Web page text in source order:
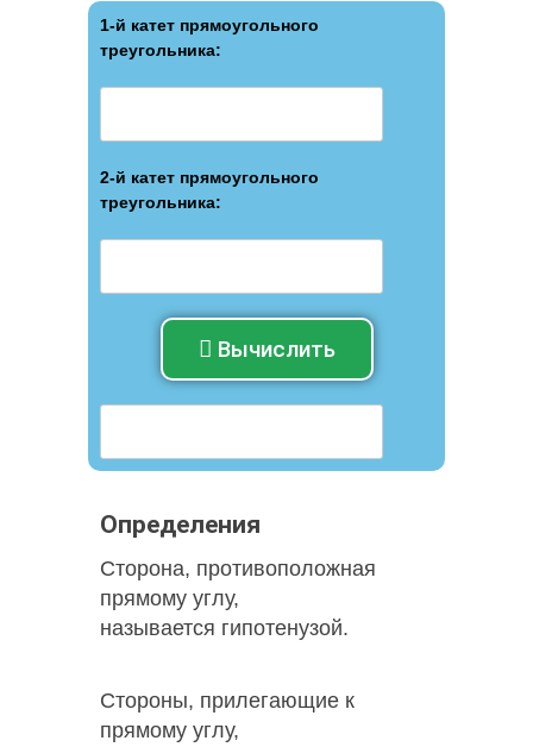
1-й катет прямоугольного
треугольника:
2-й катет прямоугольного
треугольника:
Вычислить
Определения
Сторона, противоположная
прямому углу,
называется гипотенузой.
Стороны, прилегающие к
прямому углу,